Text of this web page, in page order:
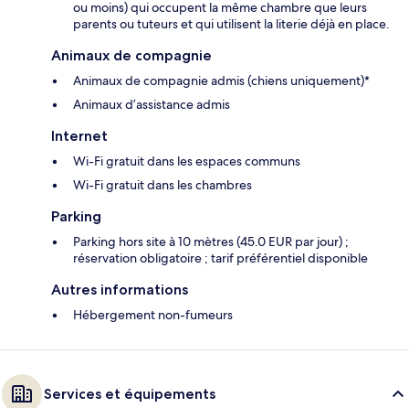
ou moins) qui occupent la même chambre que leurs
parents ou tuteurs et qui utilisent la literie déjà en place.
Animaux de compagnie
Animaux de compagnie admis (chiens uniquement)*
Animaux d’assistance admis
Internet
Wi-Fi gratuit dans les espaces communs
Wi-Fi gratuit dans les chambres
Parking
Parking hors site à 10 mètres (45.0 EUR par jour) ;
réservation obligatoire ; tarif préférentiel disponible
Autres informations
Hébergement non-fumeurs
Services et équipements